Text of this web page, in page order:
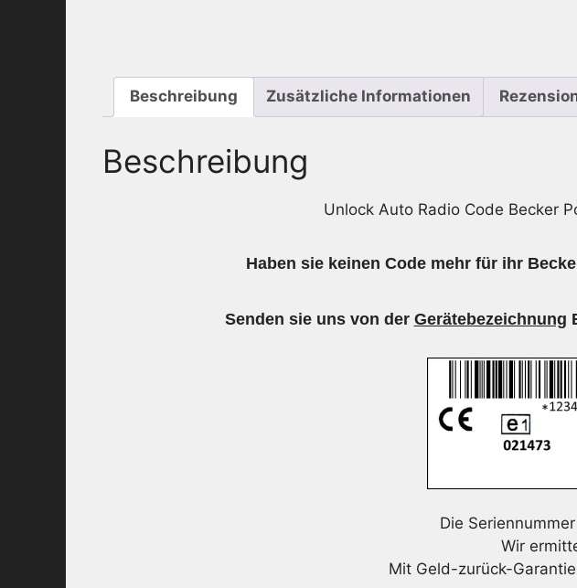
Beschreibung Zusätzliche Informationen
Beschreibung
Unlock Auto Radio Code Becker
Haben sie keinen Code mehr für ihr
Senden sie uns von der Gerätebezeichnung
Die
Wir
Mit Geld-zurück-